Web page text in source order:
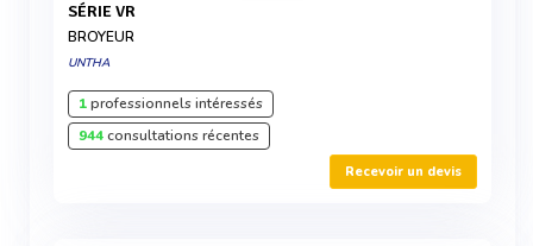
SÉRIE VR
BROYEUR
UNTHA
1professionnels intéressés
944consultations récentes
Recevoir un devis